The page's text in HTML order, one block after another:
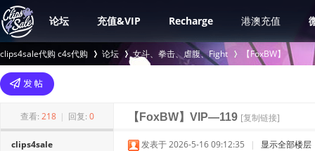
论坛 充值&VIP Recharge 港澳充值
clips4sale代购 c4s代购
>
论坛 女斗、拳击、虐腹、Fight
›
【FoxBW】
查看: 218 | 回复: 0 【FoxBW】VIP—119 [复制链接]
clips4sale 发表于 2026-5-16 09:12:35 | 显示全部楼层